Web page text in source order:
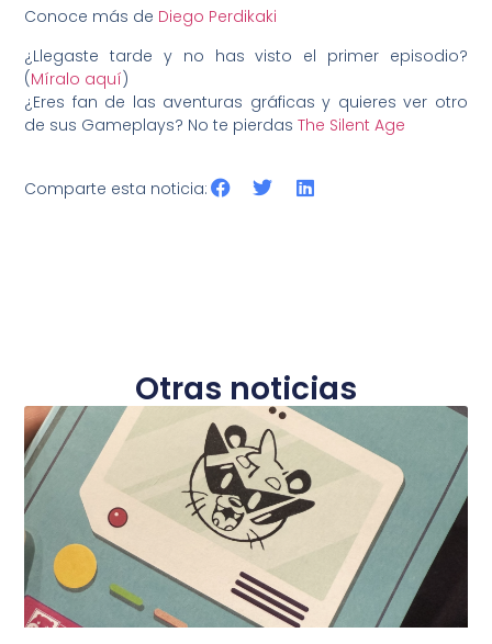
Conoce más de Diego Perdikaki
¿Llegaste tarde y no has visto el primer episodio?
(Míralo aquí)
¿Eres fan de las aventuras gráficas y quieres ver otro
de sus Gameplays? No te pierdasThe Silent Age
Comparte esta noticia:
Otras noticias